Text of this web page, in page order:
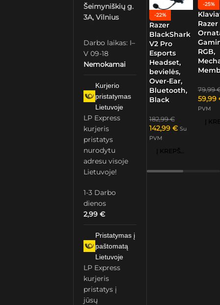
Šeimyniškių g.
3A, Vilnius
Darbo laikas: I–
V 09-18
Nemokamai
Kurjerio
pristatymas
Lietuvoje
LP Express
kurjeris
pristatys
nurodytu
adresu visoje
Lietuvoje!
1-3 Darbo
dienos
2,99€
Pristatymas į
paštomatą
Lietuvoje
LP Express
kurjeris
pristatys į
jūsų
-22%
Razer
BlackShark
V2 Pro
Esports
Headset,
bevielės,
Over-Ear,
Bluetooth,
Black
182,99€
142,99 € Su
PVM
Į KREPŠELĮ
-25%
Razer
RGB,
79,99
59,99
PVM